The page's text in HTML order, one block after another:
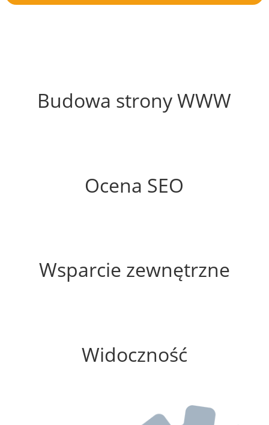
Budowa strony WWW
Ocena SEO
Wsparcie zewnętrzne
Widoczność